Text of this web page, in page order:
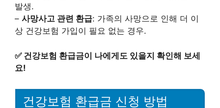
발생.
– 사망사고 관련 환급: 가족의 사망으로 인해 더 이
상 건강보험 가입이 필요 없는 경우.
✅ 건강보험 환급금이 나에게도 있을지 확인해 보세
요!
건강보험 환급금 신청 방법